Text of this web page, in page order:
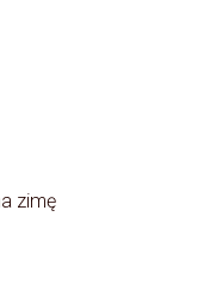
zimę